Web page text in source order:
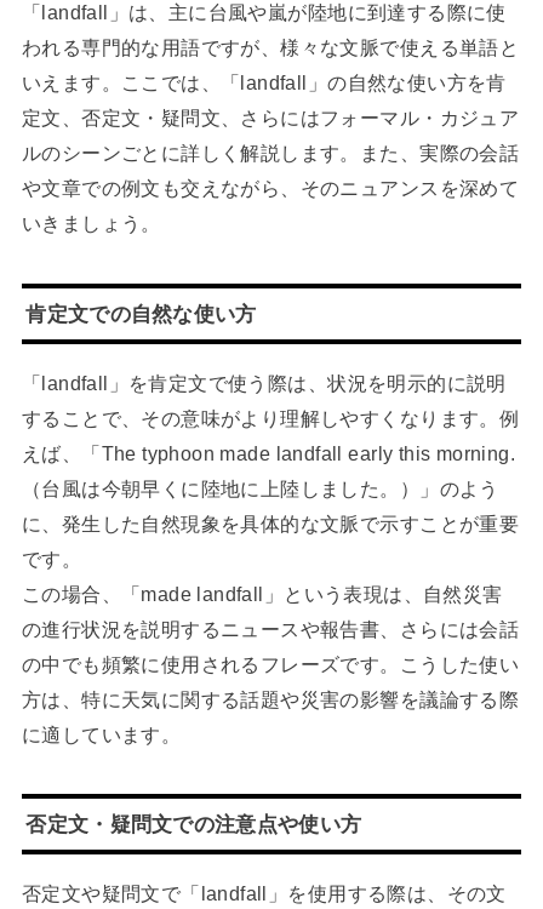
「landfall」は、主に台風や嵐が陸地に到達する際に使
われる専門的な用語ですが、様々な文脈で使える単語と
いえます。ここでは、「landfall」の自然な使い方を肯
定文、否定文・疑問文、さらにはフォーマル・カジュア
ルのシーンごとに詳しく解説します。また、実際の会話
や文章での例文も交えながら、そのニュアンスを深めて
いきましょう。
肯定文での自然な使い方
「landfall」を肯定文で使う際は、状況を明示的に説明
することで、その意味がより理解しやすくなります。例
えば、「The typhoon made landfall early this morning.
（台風は今朝早くに陸地に上陸しました。）」のよう
に、発生した自然現象を具体的な文脈で示すことが重要
です。
この場合、「made landfall」という表現は、自然災害
の進行状況を説明するニュースや報告書、さらには会話
の中でも頻繁に使用されるフレーズです。こうした使い
方は、特に天気に関する話題や災害の影響を議論する際
に適しています。
否定文・疑問文での注意点や使い方
否定文や疑問文で「landfall」を使用する際は、その文